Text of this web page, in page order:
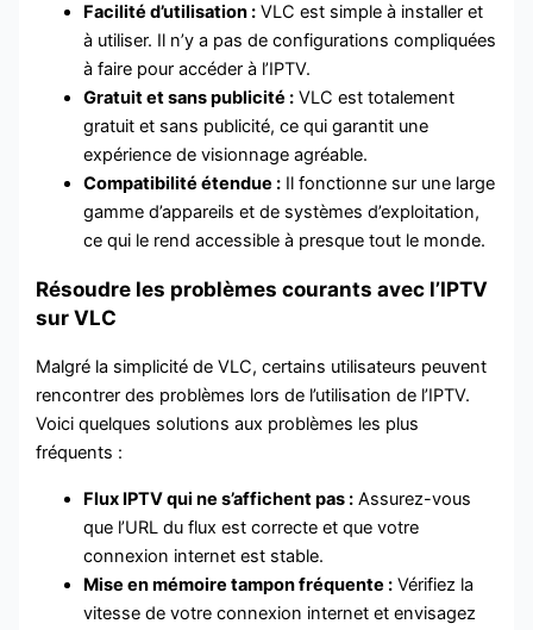
Facilité d’utilisation : VLC est simple à installer et
à utiliser. Il n’y a pas de configurations compliquées
à faire pour accéder à l’IPTV.
Gratuit et sans publicité : VLC est totalement
gratuit et sans publicité, ce qui garantit une
expérience de visionnage agréable.
Compatibilité étendue : Il fonctionne sur une large
gamme d’appareils et de systèmes d’exploitation,
ce qui le rend accessible à presque tout le monde.
Résoudre les problèmes courants avec l’IPTV
sur VLC
Malgré la simplicité de VLC, certains utilisateurs peuvent
rencontrer des problèmes lors de l’utilisation de l’IPTV.
Voici quelques solutions aux problèmes les plus
fréquents :
Flux IPTV qui ne s’affichent pas : Assurez-vous
que l’URL du flux est correcte et que votre
connexion internet est stable.
Mise en mémoire tampon fréquente : Vérifiez la
vitesse de votre connexion internet et envisagez